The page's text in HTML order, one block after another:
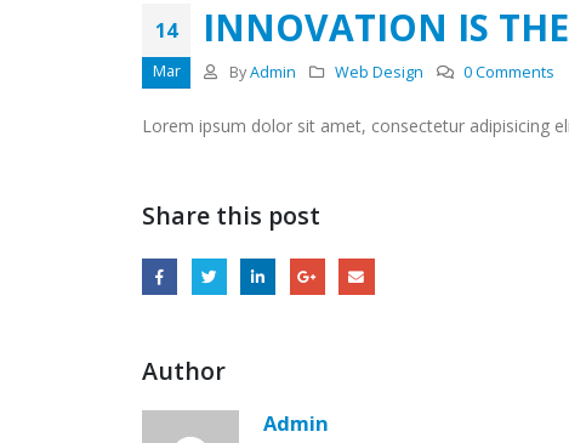
14
Mar
INNOVATION IS
ByAdmin Web Design 0 Comments
Lorem ipsum dolor sit amet, consectetur adipisicing
Share this post
Author
Admin